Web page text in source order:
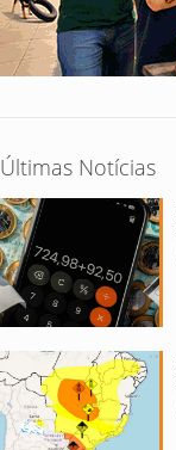
Últimas Notícias